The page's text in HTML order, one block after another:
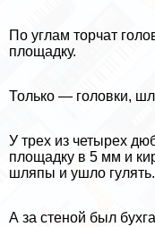
По углам торчат
площадку.
Только — головки,
У трех из четырех
площадку в 5 мм и
шляпы и ушло гулять.
А за стеной был